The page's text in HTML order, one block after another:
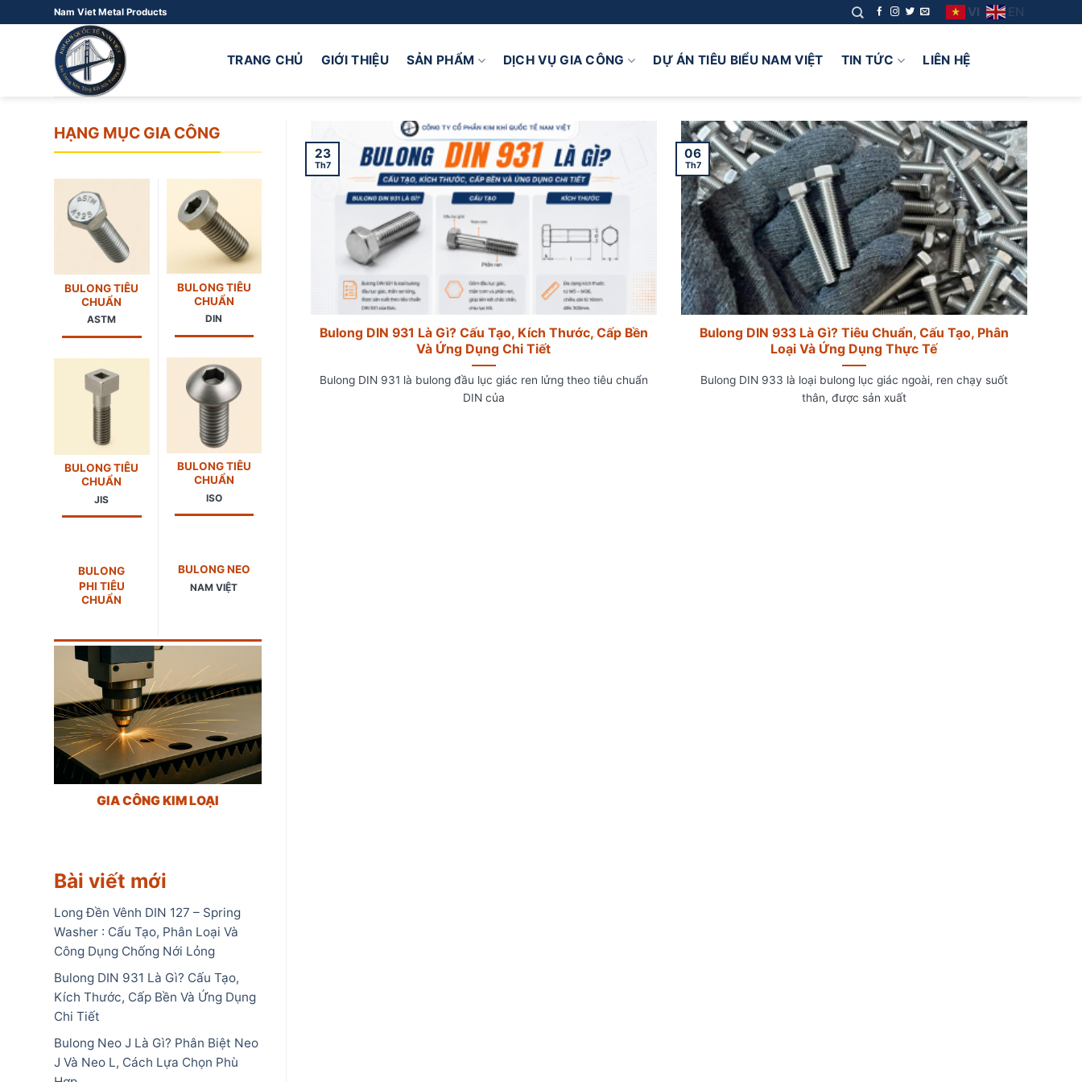
qua
Nam Viet Metal Products VI EN
TRANG CHỦ GIỚI THIỆU SẢN PHẨM DỊCH VỤ GIA CÔNG DỰ ÁN TIÊU BIỂU NAM VIỆT TIN TỨC LIÊN HỆ
HẠNG MỤC GIA CÔNG
BULONG TIÊU
CHUẨN
ASTM
BULONG TIÊU
CHUẨN
JIS
BULONG
PHI TIÊU
CHUẨN
BULONG TIÊU
CHUẨN
DIN
BULONG TIÊU
CHUẨN
ISO
BULONG NEO
NAM VIỆT
GIA CÔNG KIM LOẠI
Bài viết mới
Long Đền Vênh DIN 127 – Spring
Washer : Cấu Tạo, Phân Loại Và
Công Dụng Chống Nới Lỏng
Bulong DIN 931 Là Gì? Cấu Tạo,
Kích Thước, Cấp Bền Và Ứng Dụng
Chi Tiết
Bulong Neo J Là Gì? Phân Biệt Neo
J Và Neo L, Cách Lựa Chọn Phù
Bulong DIN 931 Là Gì? Cấu Tạo, Kích Thước, Cấp Bền
Và Ứng Dụng Chi Tiết
Bulong DIN 931 là bulong đầu lục giác ren lửng theo tiêu chuẩn
DIN của
23
Th7
Bulong DIN 933 Là Gì? Tiêu Chuẩn, Cấu Tạo, Phân
Loại Và Ứng Dụng Thực Tế
Bulong DIN 933 là loại bulong lục giác ngoài, ren chạy suốt
thân, được sản xuất
06
Th7